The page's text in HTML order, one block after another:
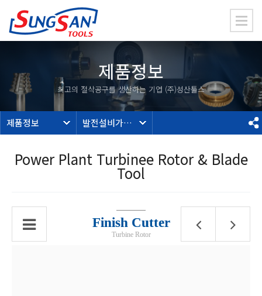
제품정보
최고의 절삭공구를 생산하는 기업 (주)성산툴스
제품정보 발전설비가공툴
Power Plant Turbinee Rotor & Blade
Tool
Finish Cutter
Turbine Rotor